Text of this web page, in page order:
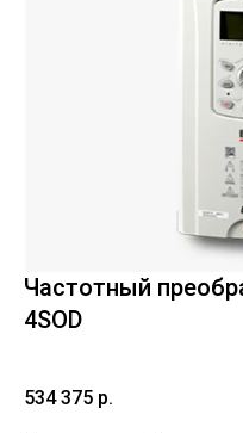
Частотный
4SOD
534 375 р.